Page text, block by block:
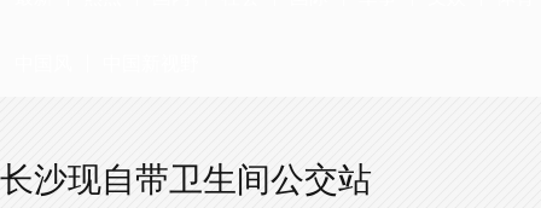
长沙现自带卫生间公交站